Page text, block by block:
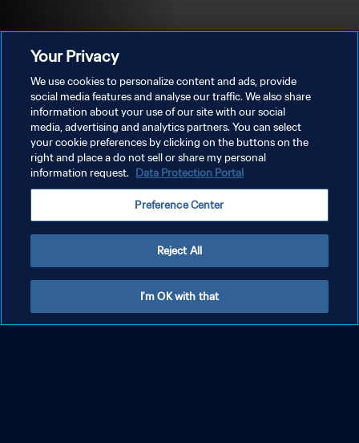
Informasi jumlah penonton
Your Privacy
We use cookies to personalize content and ads, provide
social media features and analyse our traffic. We also share
information about your use of our site with our social
media, advertising and analytics partners. You can select
your cookie preferences by clicking on the buttons on the
right and place a do not sell or share my personal
information request. Data Protection Portal
Preference Center
Reject All
I'm OK with that